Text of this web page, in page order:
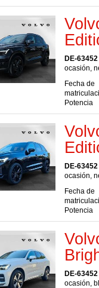
DE-
ocasión,
Fecha de
Potencia
DE-
ocasión,
Fecha de
Potencia
DE-
ocasión,